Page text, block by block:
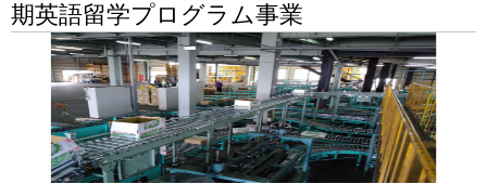
期英語留学プログラム事業